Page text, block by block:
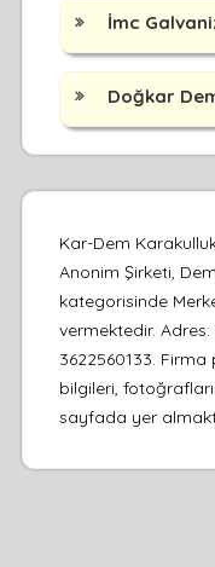
İmc
Doğkar
Kar-Dem
Anonim Şirketi,
kategorisinde
vermektedir.
3622560133.
bilgileri,
sayfada yer